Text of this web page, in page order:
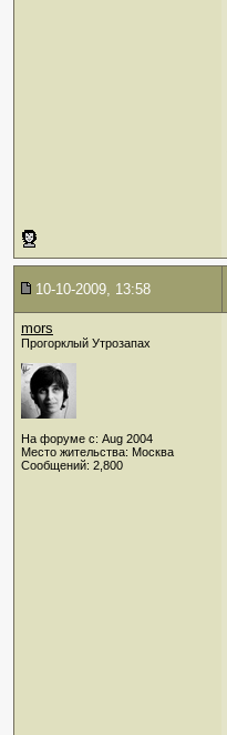
10-10-2009, 13:58
mors
Прогорклый Утрозапах
На форуме с: Aug 2004
Место жительства: Москва
Сообщений: 2,800